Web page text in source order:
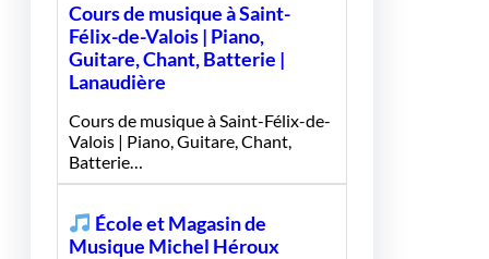
Cours de musique à Saint-
Félix-de-Valois | Piano,
Guitare, Chant, Batterie |
Lanaudière
Cours de musique à Saint-Félix-de-
Valois | Piano, Guitare, Chant,
Batterie…
École et Magasin de
Musique Michel Héroux